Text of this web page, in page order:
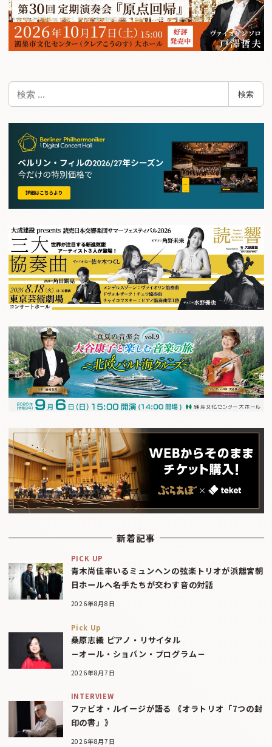
検
索
検索
新着記事
PICK UP
青木尚佳率いるミュンヘンの弦楽トリオが浜離宮朝
日ホールへ――名手たちが交わす音の対話
2026年8月8日
Pick Up
桑原志織 ピアノ・リサイタル
－オール・ショパン・プログラム－
2026年8月7日
INTERVIEW
ファビオ・ルイージが語る 《オラトリオ「7つの封
印の書」》
2026年8月7日